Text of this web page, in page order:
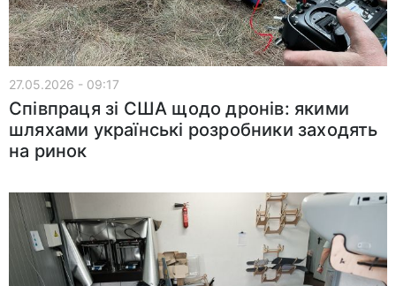
27.05.2026 - 09:17
Співпраця зі США щодо дронів: якими
шляхами українські розробники заходять
на ринок